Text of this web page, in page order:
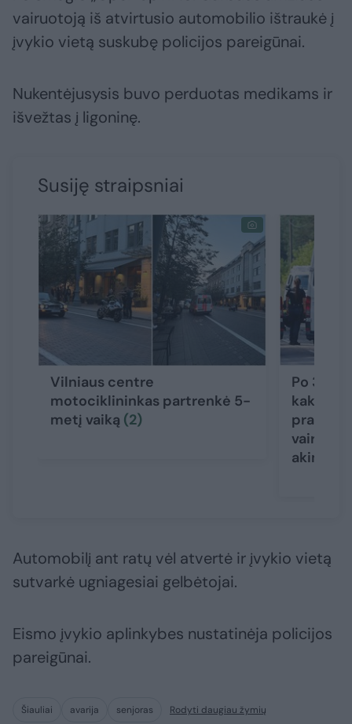
vairuotoją iš atvirtusio automobilio ištraukė į
įvykio vietą suskubę policijos pareigūnai.
Nukentėjusysis buvo perduotas medikams ir
išvežtas į ligoninę.
Susiję straipsniai
Vilniaus centre
motociklininkas partrenkė 5-
metį vaiką (2)
Po 3
prabilo
Automobilį ant ratų vėl atvertė ir įvykio vietą
sutvarkė ugniagesiai gelbėtojai.
Eismo įvykio aplinkybes nustatinėja policijos
pareigūnai.
Šiauliai avarija senjoras Rodyti daugiau žymių